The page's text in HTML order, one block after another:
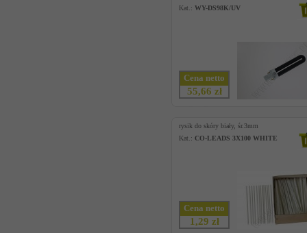
Kat.: WY-DS98K/UV
Cena netto
55,66 zł
rysik do skóry biały, śr.3mm
Kat.: CO-LEADS 3X100 WHITE
Cena netto
1,29 zł